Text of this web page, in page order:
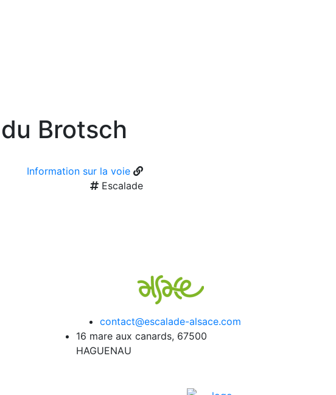
Brotsch
Information sur la voie
Escalade
contact@escalade-alsace.com
16 mare aux canards, 67500
HAGUENAU